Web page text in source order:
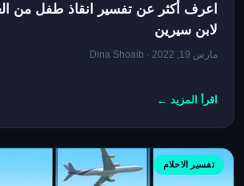
اعرف أكثر عن تفسير انقاذ طفل من
لابن سيرين
مارس 19, 2022 · Dina Shoaib
اقرأ المزيد ←
تفسير الاحلام